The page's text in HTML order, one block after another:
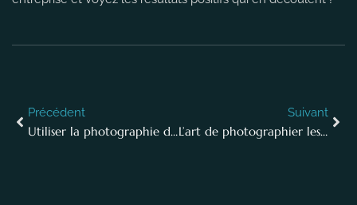
Précédent
Utiliser la photographie de bureau pour améliorer la culture d’entreprise
Suivant
L’art de photographier les dirigeants d’entreprise : conseils et astuces